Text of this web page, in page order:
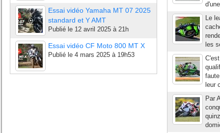
Essai vidéo Yamaha MT 07 2025
standard et Y AMT
Publié le 12 avril 2025 à 21h
Essai vidéo CF Moto 800 MT X
Publié le 4 mars 2025 à 19h53
Le
les
leur
Par